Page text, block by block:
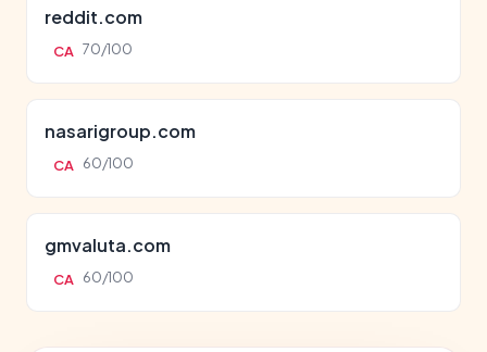
reddit.com
CA 70/100
nasarigroup.com
CA 60/100
gmvaluta.com
CA 60/100